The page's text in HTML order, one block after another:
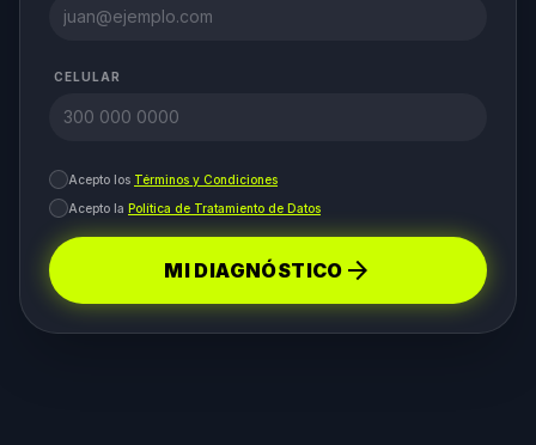
CELULAR
Acepto los Términos y Condiciones
Acepto la Política de Tratamiento de Datos
MI DIAGNÓSTICO arrow_forward